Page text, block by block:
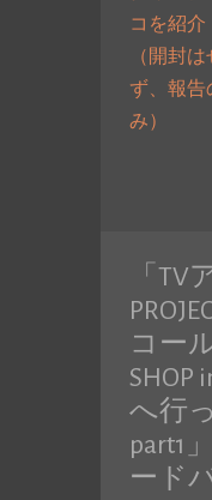
コを紹介
（開封は
ず、報告
み）
「 TV
コー
SHOP
へ行
part1
ード